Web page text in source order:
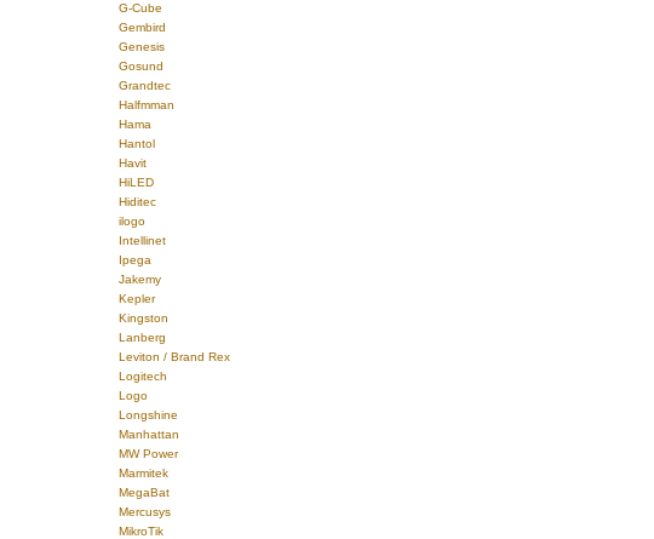
G-Cube
Gembird
Genesis
Gosund
Grandtec
Halfmman
Hama
Hantol
Havit
HiLED
Hiditec
ilogo
Intellinet
Ipega
Jakemy
Kepler
Kingston
Lanberg
Leviton / Brand Rex
Logitech
Logo
Longshine
Manhattan
MW Power
Marmitek
MegaBat
Mercusys
MikroTik